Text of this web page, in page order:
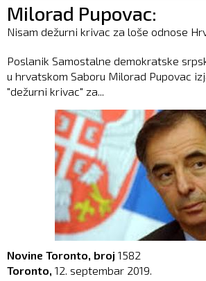
Milorad Pupovac:
Nisam dežurni krivac za loše odnose
Poslanik Samostalne demokratske
u hrvatskom Saboru Milorad Pupovac
"dežurni krivac" za...
Novine Toronto, broj 1582
Toronto, 12. septembar 2019.